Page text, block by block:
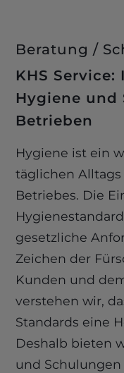
Beratung /
KHS
Hygiene und
Betrieben
Hygiene ist ein
täglichen
Betriebes. Die
gesetzliche
Zeichen der
Kunden und
verstehen wir,
Standards eine
Deshalb bieten
und